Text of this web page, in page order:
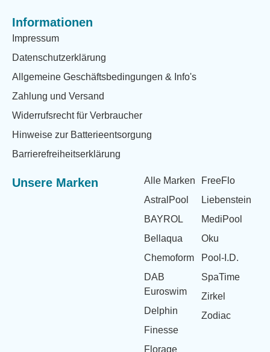
Informationen
Impressum
Datenschutzerklärung
Allgemeine Geschäftsbedingungen & Info's
Zahlung und Versand
Widerrufsrecht für Verbraucher
Hinweise zur Batterieentsorgung
Barrierefreiheitserklärung
Unsere Marken
Alle Marken
AstralPool
BAYROL
Bellaqua
Chemoform
DAB
Euroswim
Delphin
Finesse
Florage
FreeFlo
Liebenstein
MediPool
Oku
Pool-I.D.
SpaTime
Zirkel
Zodiac